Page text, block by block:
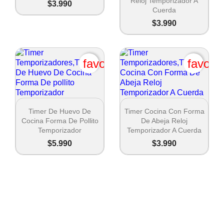
$3.990
Cuerda
$3.990
 Vista rápida
Timer De Huevo De
Cocina Forma De Pollito
Temporizador
$5.990
favorite_border
 Vista rápida
Timer Cocina Con Forma
De Abeja Reloj
Temporizador A Cuerda
$3.990